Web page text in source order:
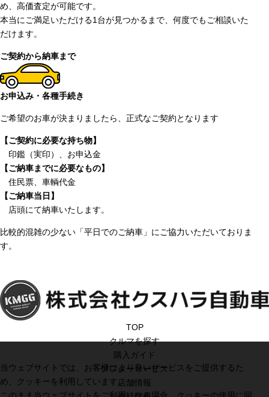
め、高価査定が可能です。
本当にご満足いただける1台が見つかるまで、何度でもご相談いた
だけます。
ご契約から納車まで
お申込み・各種手続き
ご希望のお車が決まりましたら、正式なご契約となります
【ご契約に必要な持ち物】
印鑑（実印）、お申込金
【ご納車までに必要なもの】
住民票、車輌代金
【ご納車当日】
店頭にて納車いたします。
比較的混雑の少ない「平日でのご納車」にご協力いただいておりま
す。
TOP
クルマを探す
購入ガイド
アフターサービス
店舗情報
当ウェブサイトでは、お客様により良いサービスをご提供するた
め、クッキーを利用しています。